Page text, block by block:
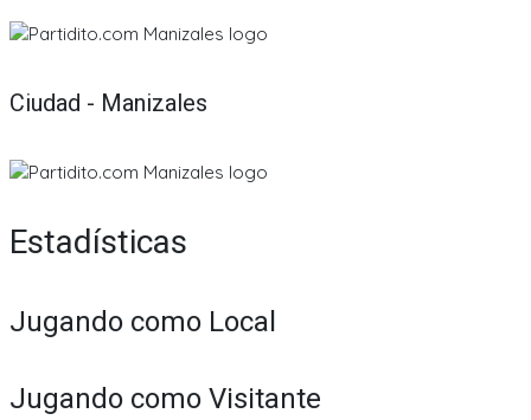
Ciudad - Manizales
Estadísticas
Jugando como Local
Jugando como Visitante